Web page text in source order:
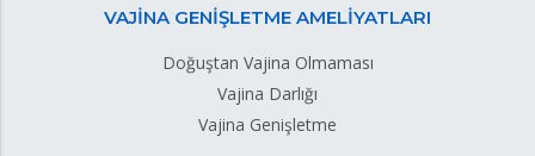
VAJİNA GENİŞLETME AMELİYATLARI
Doğuştan Vajina Olmaması
Vajina Darlığı
Vajina Genişletme